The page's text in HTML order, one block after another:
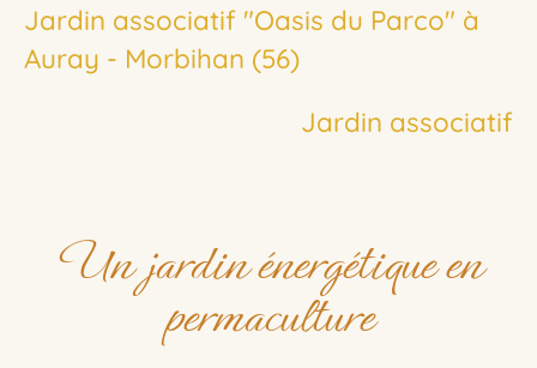
Jardin associatif "Oasis du Parco" à
Auray - Morbihan (56)
Jardin associatif
Un jardin énergétique en
permaculture